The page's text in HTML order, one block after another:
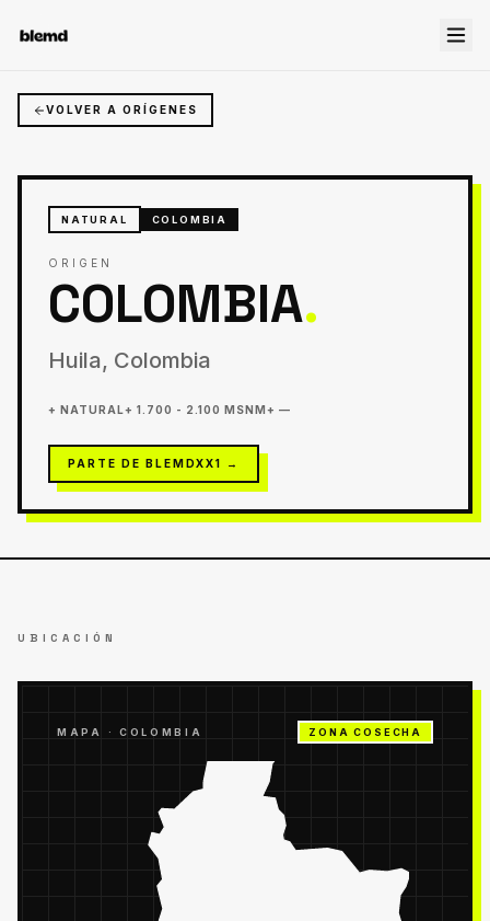
VOLVER A ORÍGENES
NATURAL COLOMBIA
ORIGEN
COLOMBIA.
Huila, Colombia
+ NATURAL+ 1.700 - 2.100 MSNM+ —
PARTE DE BLEMDXX1 →
UBICACIÓN
MAPA · COLOMBIA ZONA COSECHA